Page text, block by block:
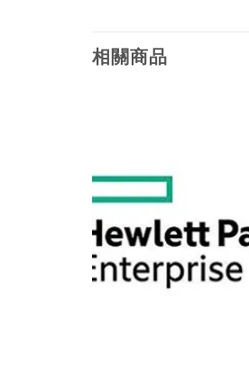
相關商品